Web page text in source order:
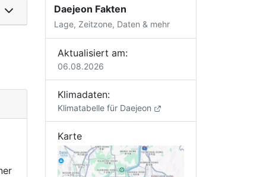
Daejeon Fakten
Lage, Zeitzone, Daten & mehr
Aktualisiert am:
06.08.2026
Klimadaten:
Klimatabelle für Daejeon
Karte